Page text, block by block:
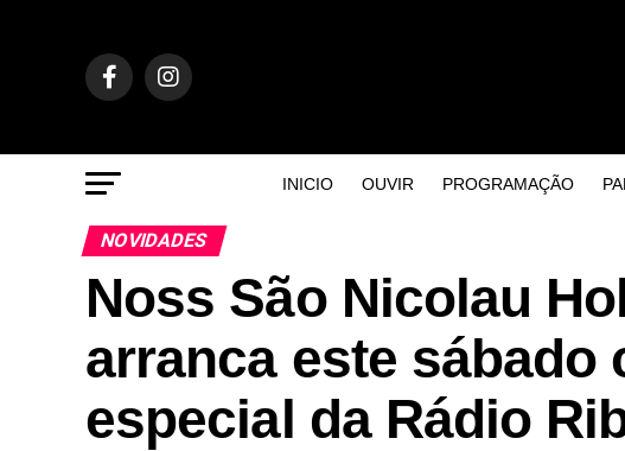
INICIO OUVIR PROGRAMAÇÃO
NOVIDADES
Noss São Nicolau
arranca este sábado
especial da Rádio